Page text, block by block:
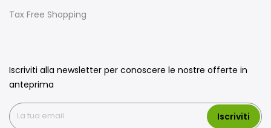
Tax Free Shopping
Iscriviti alla newsletter per conoscere le nostre offerte in
anteprima
Iscriviti